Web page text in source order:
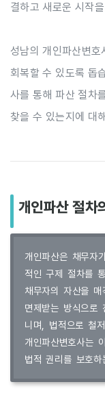
결하고 새로운 시작
성남의 개인파산변
회복할 수 있도록 돕
사를 통해 파산 절차
찾을 수 있는지에 대
개인파산 절차
개인파산은 채무자
적인 구제 절차를
채무자의 자산을
면제받는 방식으로
니며, 법적으로 철
개인파산변호사는
법적 권리를 보호